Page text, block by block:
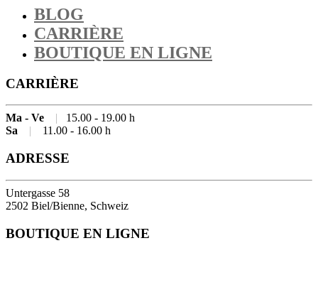
BLOG
CARRIÈRE
BOUTIQUE EN LIGNE
CARRIÈRE
Ma - Ve | 15.00 - 19.00 h
Sa
| 11.00 - 16.00 h
ADRESSE
Untergasse 58
2502 Biel/Bienne, Schweiz
BOUTIQUE EN LIGNE